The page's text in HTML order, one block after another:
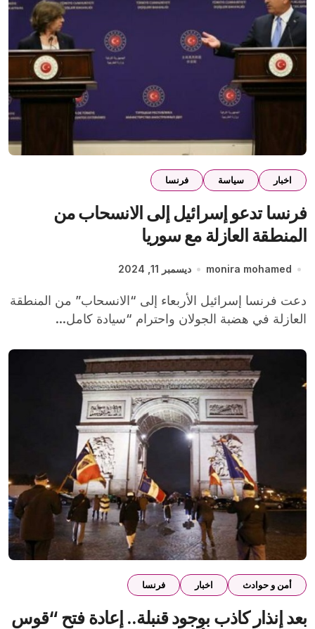
اخبار سياسة فرنسا
فرنسا تدعو إسرائيل إلى الانسحاب من
المنطقة العازلة مع سوريا
monira mohamed ديسمبر 11, 2024
دعت فرنسا إسرائيل الأربعاء إلى “الانسحاب” من المنطقة
العازلة في هضبة الجولان واحترام “سيادة كامل...
أمن و حوادث اخبار فرنسا
بعد إنذار كاذب بوجود قنبلة.. إعادة فتح “قوس